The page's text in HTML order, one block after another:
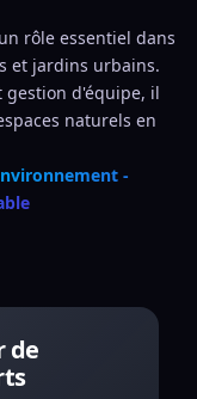
rôle essentiel dans
et jardins urbains.
d'équipe, il
naturels en
-
de